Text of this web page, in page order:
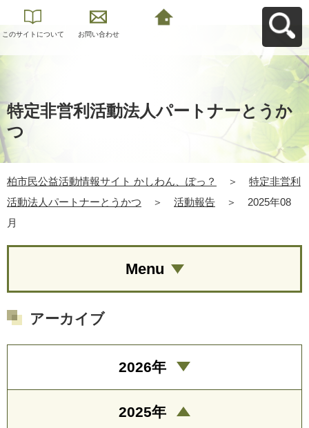
このサイトについて お問い合わせ
特定非営利活動法人パートナーとうか
つ
柏市民公益活動情報サイト かしわん、ぽっ？ ＞
特定非営利
活動法人パートナーとうかつ
＞ 活動報告 ＞
2025年08
月
Menu
アーカイブ
2026年
2025年